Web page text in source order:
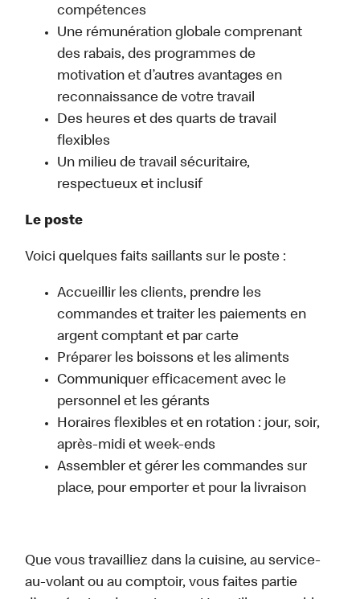
compétences
Une rémunération globale comprenant
des rabais, des programmes de
motivation et d’autres avantages en
reconnaissance de votre travail
Des heures et des quarts de travail
flexibles
Un milieu de travail sécuritaire,
respectueux et inclusif
Le poste
Voici quelques faits saillants sur le poste :
Accueillir les clients, prendre les
commandes et traiter les paiements en
argent comptant et par carte
Préparer les boissons et les aliments
Communiquer efficacement avec le
personnel et les gérants
Horaires flexibles et en rotation : jour, soir,
après-midi et week-ends
Assembler et gérer les commandes sur
place, pour emporter et pour la livraison
Que vous travailliez dans la cuisine, au service-
au-volant ou au comptoir, vous faites partie